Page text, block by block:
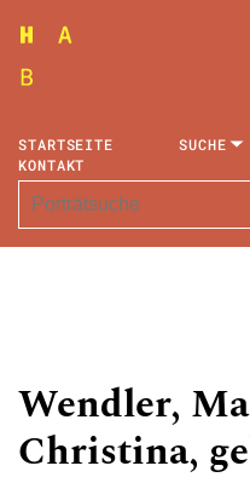
STARTSEITE SUCHE
KONTAKT
Wendler,
Christina,